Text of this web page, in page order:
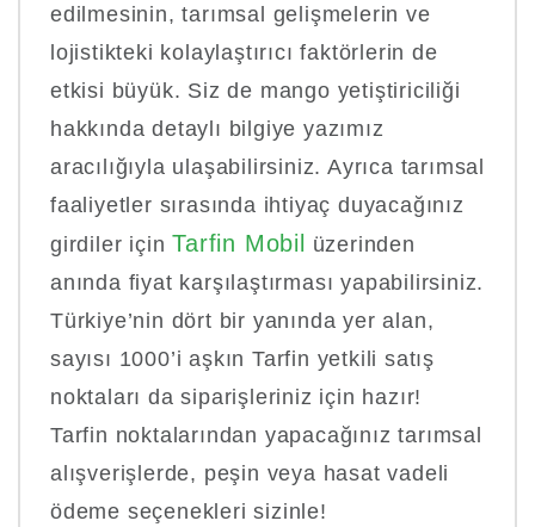
edilmesinin, tarımsal gelişmelerin ve
lojistikteki kolaylaştırıcı faktörlerin de
etkisi büyük. Siz de mango yetiştiriciliği
hakkında detaylı bilgiye yazımız
aracılığıyla ulaşabilirsiniz. Ayrıca tarımsal
faaliyetler sırasında ihtiyaç duyacağınız
girdiler içinTarfin Mobil üzerinden
anında fiyat karşılaştırması yapabilirsiniz.
Türkiye’nin dört bir yanında yer alan,
sayısı 1000’i aşkın Tarfin yetkili satış
noktaları da siparişleriniz için hazır!
Tarfin noktalarından yapacağınız tarımsal
alışverişlerde, peşin veya hasat vadeli
ödeme seçenekleri sizinle!